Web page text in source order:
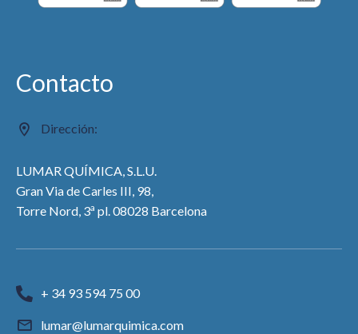
Contacto
Dirección:
LUMAR QUÍMICA, S.L.U.
Gran Via de Carles III, 98,
Torre Nord, 3a pl. 08028 Barcelona
+ 34 93 594 75 00
lumar@lumarquimica.com